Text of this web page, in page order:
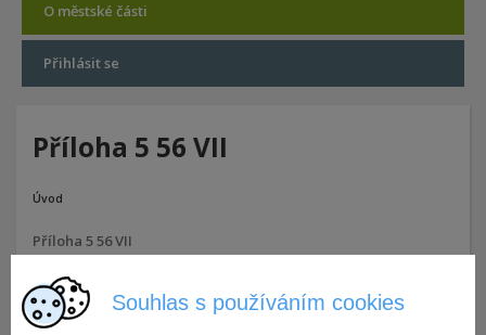
Souhlas s používáním cookies
O městské části
Přihlásit se
Příloha 5 56 VII
Úvod
Příloha 5 56 VII
198× zobrazeno
14.12.2016